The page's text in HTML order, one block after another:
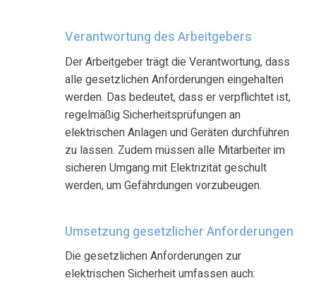
Verantwortung des Arbeitgebers
Der Arbeitgeber trägt die Verantwortung, dass
alle gesetzlichen Anforderungen eingehalten
werden. Das bedeutet, dass er verpflichtet ist,
regelmäßig Sicherheitsprüfungen an
elektrischen Anlagen und Geräten durchführen
zu lassen. Zudemmüssen alle Mitarbeiter im
sicheren Umgang mit Elektrizität geschult
werden, um Gefährdungen vorzubeugen.
Umsetzung gesetzlicher Anforderungen
Die gesetzlichen Anforderungen zur
elektrischen Sicherheit umfassen auch: